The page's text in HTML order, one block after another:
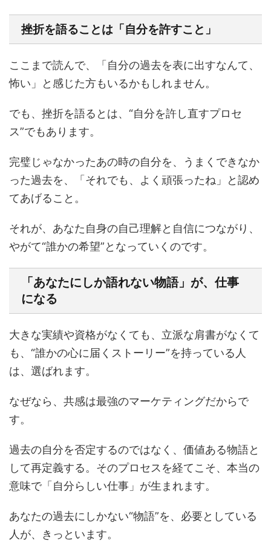
挫折を語ることは「自分を許すこと」
ここまで読んで、「自分の過去を表に出すなんて、
怖い」と感じた方もいるかもしれません。
でも、挫折を語るとは、“自分を許し直すプロセ
ス”でもあります。
完璧じゃなかったあの時の自分を、うまくできなか
った過去を、「それでも、よく頑張ったね」と認め
てあげること。
それが、あなた自身の自己理解と自信につながり、
やがて“誰かの希望”となっていくのです。
「あなたにしか語れない物語」が、仕事
になる
大きな実績や資格がなくても、立派な肩書がなくて
も、“誰かの心に届くストーリー”を持っている人
は、選ばれます。
なぜなら、共感は最強のマーケティングだからで
す。
過去の自分を否定するのではなく、価値ある物語と
して再定義する。そのプロセスを経てこそ、本当の
意味で「自分らしい仕事」が生まれます。
あなたの過去にしかない“物語”を、必要としている
人が、きっといます。